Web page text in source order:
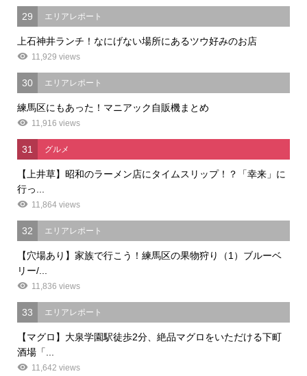
29 エリアレポート
上石神井ランチ！なにげない場所にあるツウ好みのお店
11,929 views
30 エリアレポート
練馬区にもあった！マニアック自販機まとめ
11,916 views
31 グルメ
【上井草】昭和のラーメン店にタイムスリップ！？「幸来」に
行っ...
11,864 views
32 エリアレポート
【穴場あり】家族で行こう！練馬区の果物狩り（1）ブルーベ
リー/...
11,836 views
33 エリアレポート
【マグロ】大泉学園駅徒歩2分、絶品マグロをいただける下町
酒場「...
11,642 views